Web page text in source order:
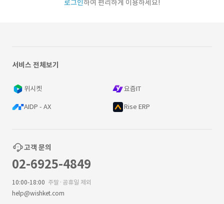
로그인하여 편리하게 이용하세요!
서비스 전체보기
위시켓 요즘IT
AIDP - AX Rise ERP
고객 문의
02-6925-4849
10:00-18:00 주말·공휴일 제외
help@wishket.com